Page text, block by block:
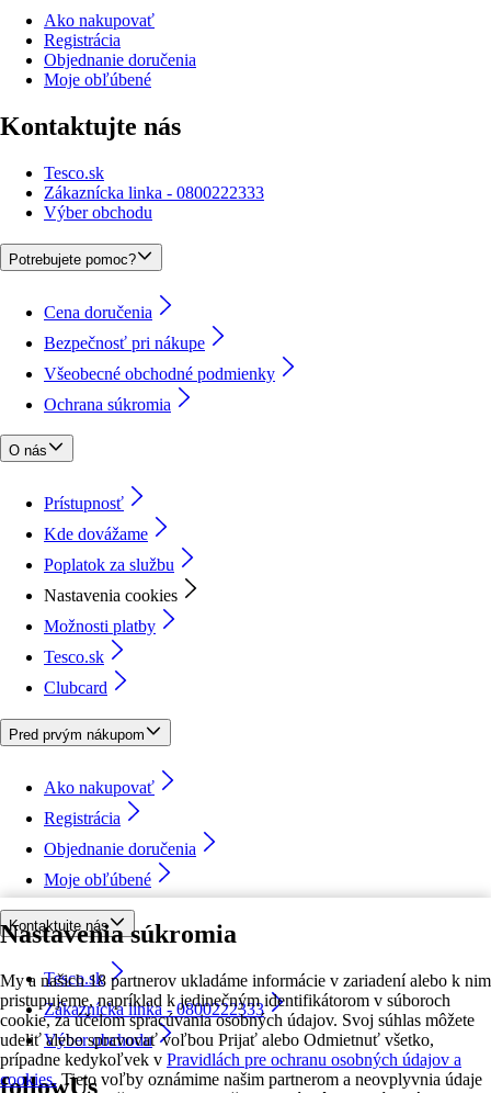
Nastavenia súkromia
My a našich 18 partnerov ukladáme informácie v zariadení alebo k nim
pristupujeme, napríklad k jedinečným identifikátorom v súboroch
cookie, za účelom spracúvania osobných údajov. Svoj súhlas môžete
udeliť alebo spravovať voľbou Prijať alebo Odmietnuť všetko,
prípadne kedykoľvek v Pravidlách pre ochranu osobných údajov a
cookies. Tieto voľby oznámime našim partnerom a neovplyvnia údaje
Ako nakupovať
Registrácia
Objednanie doručenia
Moje obľúbené
Kontaktujte nás
Tesco.sk
Zákaznícka linka - 0800222333
Výber obchodu
Potrebujete pomoc?
Cena doručenia
Bezpečnosť pri nákupe
Všeobecné obchodné podmienky
Ochrana súkromia
O nás
Prístupnosť
Kde dovážame
Poplatok za službu
Nastavenia cookies
Možnosti platby
Tesco.sk
Clubcard
Pred prvým nákupom
Ako nakupovať
Registrácia
Objednanie doručenia
Moje obľúbené
Kontaktujte nás
Tesco.sk
Zákaznícka linka - 0800222333
Výber obchodu
followUs